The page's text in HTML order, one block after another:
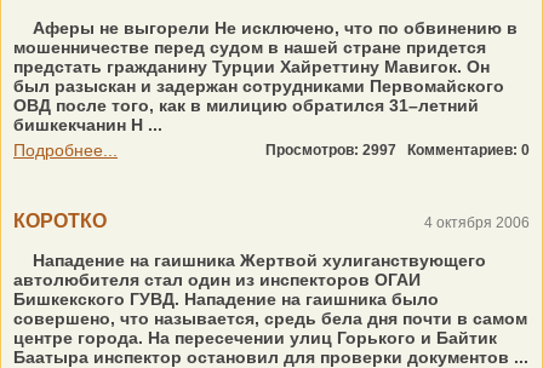
Аферы не выгорели Не исключено, что по обвинению в
мошенничестве перед судом в нашей стране придется
предстать гражданину Турции Хайреттину Мавигок. Он
был разыскан и задержан сотрудниками Первомайского
ОВД после того, как в милицию обратился 31–летний
бишкекчанин Н ...
Подробнее...
Просмотров: 2997 Комментариев: 0
КОРОТКО 4 октября 2006
Нападение на гаишника Жертвой хулиганствующего
автолюбителя стал один из инспекторов ОГАИ
Бишкекского ГУВД. Нападение на гаишника было
совершено, что называется, средь бела дня почти в самом
центре города. На пересечении улиц Горького и Байтик
Баатыра инспектор остановил для проверки документов ...